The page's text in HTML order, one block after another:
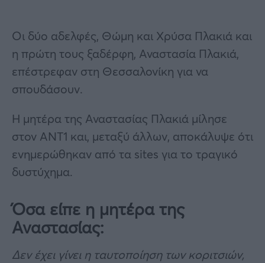
Οι δύο αδελφές, Θώμη και Χρύσα Πλακιά και
η πρώτη τους ξαδέρφη, Αναστασία Πλακιά,
επέστρεφαν στη Θεσσαλονίκη για να
σπουδάσουν.
Η μητέρα της Αναστασίας Πλακιά μίλησε
στον ΑΝΤ1 και, μεταξύ άλλων, αποκάλυψε ότι
ενημερώθηκαν από τα sites για το τραγικό
δυστύχημα.
Όσα είπε η μητέρα της
Αναστασίας:
Δεν έχει γίνει η ταυτοποίηση των κοριτσιών,